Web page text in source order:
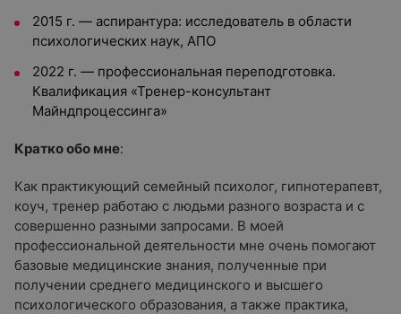
2015 г. — аспирантура: исследователь в области
психологических наук, АПО
2022 г. — профессиональная переподготовка.
Квалификация «Тренер-консультант
Майндпроцессинга»
Кратко обо мне:
Как практикующий семейный психолог, гипнотерапевт,
коуч, тренер работаю с людьми разного возраста и с
совершенно разными запросами. В моей
профессиональной деятельности мне очень помогают
базовые медицинские знания, полученные при
получении среднего медицинского и высшего
психологического образования, а также практика,